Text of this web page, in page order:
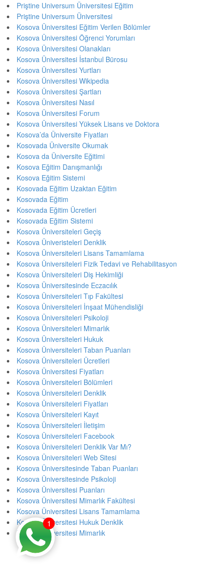
Priştine Universum Üniversitesi Eğitim
Priştine Universum Üniversitesi
Kosova Üniversitesi Eğitim Verilen Bölümler
Kosova Üniversitesi Öğrenci Yorumları
Kosova Üniversitesi Olanakları
Kosova Üniversitesi İstanbul Bürosu
Kosova Üniversitesi Yurtları
Kosova Üniversitesi Wikipedia
Kosova Üniversitesi Şartları
Kosova Üniversitesi Nasıl
Kosova Üniversitesi Forum
Kosova Üniversitesi Yüksek Lisans ve Doktora
Kosova’da Üniversite Fiyatları
Kosovada Üniversite Okumak
Kosova da Üniversite Eğitimi
Kosova Eğitim Danışmanlığı
Kosova Eğitim Sistemi
Kosovada Eğitim Uzaktan Eğitim
Kosovada Eğitim
Kosovada Eğitim Ücretleri
Kosovada Eğitim Sistemi
Kosova Üniversiteleri Geçiş
Kosova Üniveristeleri Denklik
Kosova Üniversiteleri Lisans Tamamlama
Kosova Üniversiteleri Fizik Tedavi ve Rehabilitasyon
Kosova Üniversiteleri Diş Hekimliği
Kosova Üniversitesinde Eczacılık
Kosova Üniversiteleri Tıp Fakültesi
Kosova Üniversiteleri İnşaat Mühendisliği
Kosova Üniversiteleri Psikoloji
Kosova Üniversiteleri Mimarlık
Kosova Üniversiteleri Hukuk
Kosova Üniversiteleri Taban Puanları
Kosova Üniversiteleri Ücretleri
Kosova Üniversitesi Fiyatları
Kosova Üniversiteleri Bölümleri
Kosova Üniversiteleri Denklik
Kosova Üniversiteleri Fiyatları
Kosova Üniversiteleri Kayıt
Kosova Üniversiteleri İletişim
Kosova Üniversiteleri Facebook
Kosova Üniversiteleri Denklik Var Mı?
Kosova Üniversiteleri Web Sitesi
Kosova Üniversitesinde Taban Puanları
Kosova Üniversitesinde Psikoloji
Kosova Üniversitesi Puanları
Kosova Üniversitesi Mimarlık Fakültesi
Kosova Üniversitesi Lisans Tamamlama
Kosova Üniversitesi Hukuk Denklik
Kosova Üniversitesi Mimarlık
1